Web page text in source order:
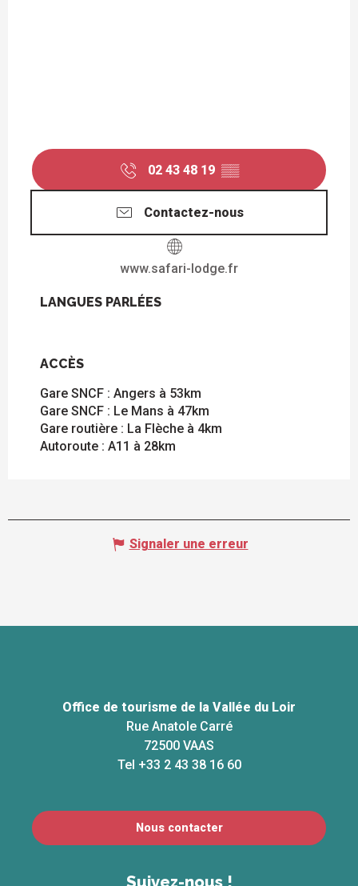
02 43 48 19 ▒▒
Contactez-nous
www.safari-lodge.fr
LANGUES PARLÉES
LANGUES PARLÉES
ACCÈS
ACCÈS
Gare SNCF : Angers à 53km
Gare SNCF : Le Mans à 47km
Gare routière : La Flèche à 4km
Autoroute : A11 à 28km
Signaler une erreur
Office de tourisme de la Vallée du Loir
Rue Anatole Carré
72500 VAAS
Tel +33 2 43 38 16 60
Nous contacter
Suivez-nous !